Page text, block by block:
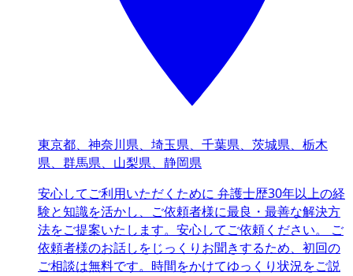
東京都、神奈川県、埼玉県、千葉県、茨城県、栃木
県、群馬県、山梨県、静岡県
安心してご利用いただくために 弁護士歴30年以上の経
験と知識を活かし、ご依頼者様に最良・最善な解決方
法をご提案いたします。安心してご依頼ください。 ご
依頼者様のお話しをじっくりお聞きするため、初回の
ご相談は無料です。時間をかけてゆっくり状況をご説